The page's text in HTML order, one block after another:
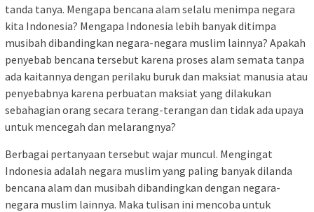
tanda tanya. Mengapa bencana alam selalu menimpa negara
kita Indonesia? Mengapa Indonesia lebih banyak ditimpa
musibah dibandingkan negara-negara muslim lainnya? Apakah
penyebab bencana tersebut karena proses alam semata tanpa
ada kaitannya dengan perilaku buruk dan maksiat manusia atau
penyebabnya karena perbuatan maksiat yang dilakukan
sebahagian orang secara terang-terangan dan tidak ada upaya
untuk mencegah dan melarangnya?
Berbagai pertanyaan tersebut wajar muncul. Mengingat
Indonesia adalah negara muslim yang paling banyak dilanda
bencana alam dan musibah dibandingkan dengan negara-
negara muslim lainnya. Maka tulisan ini mencoba untuk